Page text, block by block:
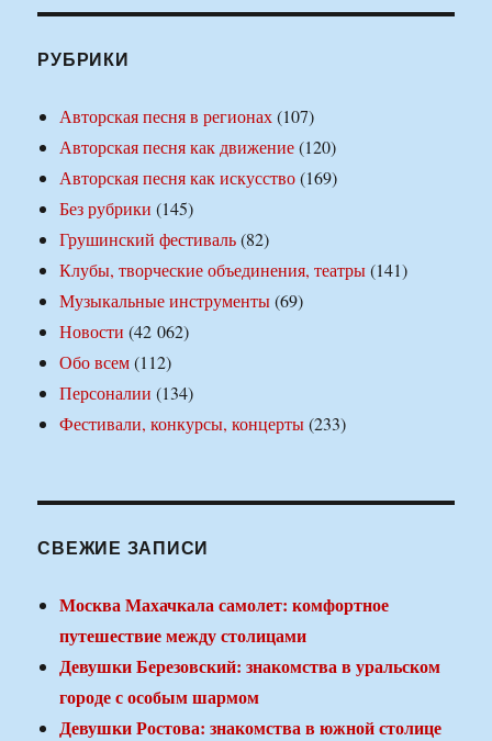
РУБРИКИ
Авторская песня в регионах(107)
Авторская песня как движение(120)
Авторская песня как искусство(169)
Без рубрики (145)
Грушинский фестиваль(82)
Клубы, творческие объединения, театры(141)
Музыкальные инструменты(69)
Новости (42 062)
Обо всем(112)
Персоналии (134)
Фестивали, конкурсы, концерты(233)
СВЕЖИЕ ЗАПИСИ
Москва Махачкала самолет: комфортное
путешествие между столицами
Девушки Березовский: знакомства в уральском
городе с особым шармом
Девушки Ростова: знакомства в южной столице